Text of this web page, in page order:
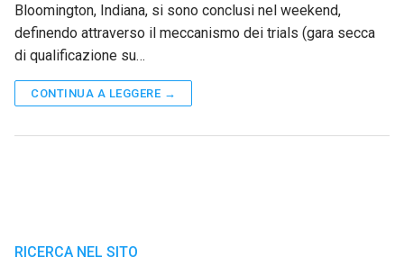
Bloomington, Indiana, si sono conclusi nel weekend,
definendo attraverso il meccanismo dei trials (gara secca
di qualificazione su…
CONTINUA A LEGGERE →
RICERCA NEL SITO